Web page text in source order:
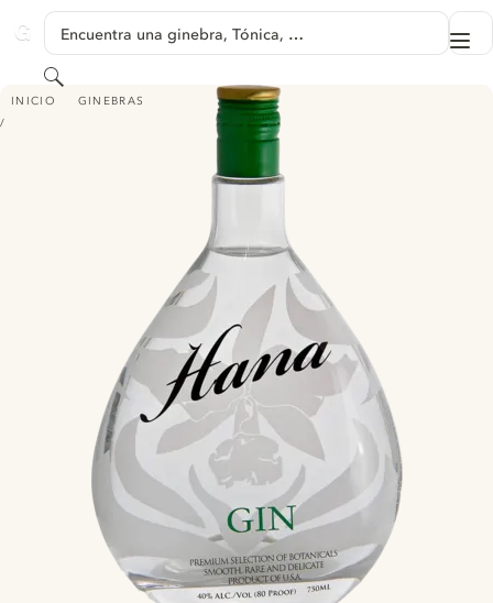
GINVENTORY
Encuentra una ginebra, Tónica, …
Buscar
INICIO GINEBRAS
HANA